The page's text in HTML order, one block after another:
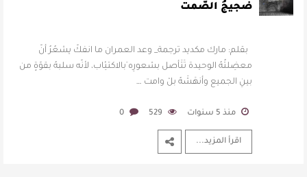
معضِلتُهُ الوحيدة …
ضجيجُ الصّمت
بقلم: مارك مكديد ترجمة_ وعد العمران ما انفكّ يشعُرُ أنّ
معضِلتُهُ الوحيدة تَتَأصل بشعورِه ِبالاكتئِاب، لأنّه سلبهُ بقوّةٍ من
بينِ الجميع وأنهَشَهُ بلْ وامت …
منذ 5 سنوات 529
0
اقرأ المزيد...